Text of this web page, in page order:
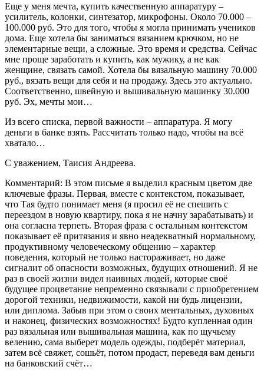
Еще у меня мечта, купить качественную аппаратуру –
усилитель, колонки, синтезатор, микрофоны. Около 70.000 –
100.000 руб. Это для того, чтобы я могла принимать учеников
дома. Еще хотела бы заниматься вязанием крючком, но не
элементарные вещи, а сложные. Это время и средства. Сейчас
мне проще заработать и купить, как мужику, а не как
женщине, связать самой. Хотела бы вязальную машину 70.000
руб., вязать вещи для себя и на продажу. Здесь это актуально.
Соответственно, швейную и вышивальную машинку 30.000
руб. Эх, мечты мои…
Из всего списка, первой важности – аппаратура. Я могу
деньги в банке взять. Рассчитать только надо, чтобы на всё
хватало…
С уважением, Таисия Андреева.
Комментарий: В этом письме я выделил красным цветом две
ключевые фразы. Первая, вместе с контекстом, показывает,
что Тая будто понимает меня (я просил её не спешить с
переездом в новую квартиру, пока я не начну зарабатывать) и
она согласна терпеть. Вторая фраза с остальным контекстом
показывает её притязания и явно неадекватный нормальному,
продуктивному человеческому общению – характер
поведения, который не только настораживает, но даже
сигналит об опасности возможных, будущих отношений. Я не
раз в своей жизни видел наивных людей, которые своё
будущее процветание непременно связывали с приобретением
дорогой техники, недвижимости, какой ни будь лицензии,
или диплома. Забыв при этом о своих ментальных, духовных
и наконец, физических возможностях! Будто купленная один
раз вязальная или вышивальная машина, как по щучьему
велению, сама выберет модель одежды, подберёт материал,
затем всё свяжет, сошьёт, потом продаст, переведя вам деньги
на банковский счёт…